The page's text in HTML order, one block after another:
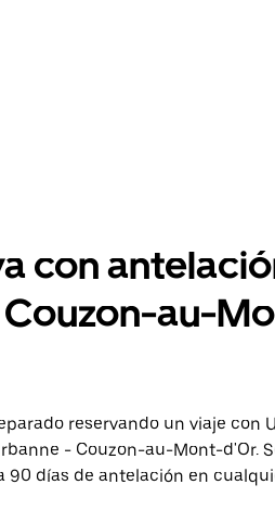
con
Couzon-au-
reservando un viaje con
- Couzon-au-Mont-d'Or.
90 días de antelación en